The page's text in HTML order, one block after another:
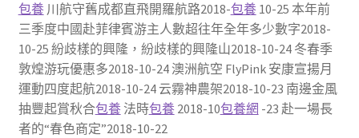
包養川航守舊成都直飛開羅航路2018-包養10-25 本年前
三季度中國赴菲律賓游主人數超往年全年多少數字2018-
10-25 紛歧樣的興隆，紛歧樣的興隆山2018-10-24 冬春季
敦煌游玩優惠多2018-10-24 澳洲航空 FlyPink 安康宣揚月
運動四度起航2018-10-24 云霧神農架2018-10-23 南邊金風
抽豐起賞秋合包養法時包養2018-10包養網 -23 赴一場長
者的“春色商定”2018-10-22